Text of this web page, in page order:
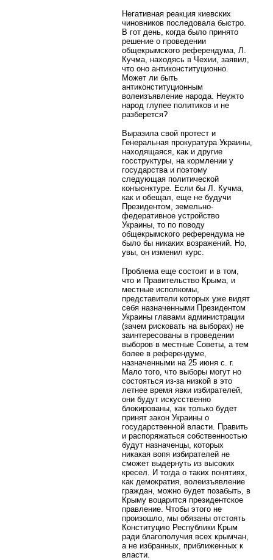
Негативная реакция киевских
чиновников последовала быстро.
В гот день, когда было принято
решение о проведении
общекрымского референдума, Л.
Кучма, находясь в Чехии, заявил,
что оно антиконституционно.
Может ли быть
антиконституционным
волеизъявление народа. Неужто
народ глупее политиков и не
разберется?
Выразила свой протест и
Генеральная прокуратура Украины,
находящаяся, как и другие
госструктуры, на кормлении у
государства и поэтому
следующая политической
конъюнктуре. Если бы Л. Кучма,
как и обещал, еще не будучи
Президентом, земельно-
федеративное устройство
Украины, то по поводу
общекрымского референдума не
было бы никаких возражений. Но,
увы, он изменил курс.
Проблема еще состоит и в том,
что и Правительство Крыма, и
местные исполкомы,
представители которых уже видят
себя назначенными Президентом
Украины главами администрации
(зачем рисковать на выборах) не
заинтересованы в проведении
выборов в местные Советы, а тем
более в референдуме,
назначенными на 25 июня с. г.
Мало того, что выборы могут но
состояться из-за низкой в это
летнее время явки избирателей,
они будут искусственно
блокированы, как только будет
принят закон Украины о
государственной власти. Править
и распоряжаться собственностью
будут назначенцы, которых
никакая вопя избирателей не
сможет выдернуть из высоких
кресел. И тогда о таких понятиях,
как демократия, волеизъявление
граждан, можно будет позабыть, в
Крыму воцарится президентское
правление. Чтобы этого не
произошло, мы обязаны отстоять
Конституцию Республики Крым
ради благополучия всех крымчан,
а не избранных, приближенных к
власти.